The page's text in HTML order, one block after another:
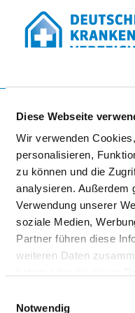
Diese Webseite
Wir verwenden
personalisieren,
zu können und die
analysieren. Außerdem
Verwendung unserer
soziale Medien,
Partner führen diese
weiteren Daten
Notwendig
HERZ-